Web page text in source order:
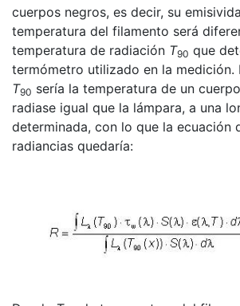
cuerpos negros, es decir, su
temperatura del filamento será
temperatura de radiación T90 que
termómetro utilizado en la medición.
T90 sería la temperatura de un
radiase igual que la lámpara, a una
determinada, con lo que la ecuación
radiancias quedaría: